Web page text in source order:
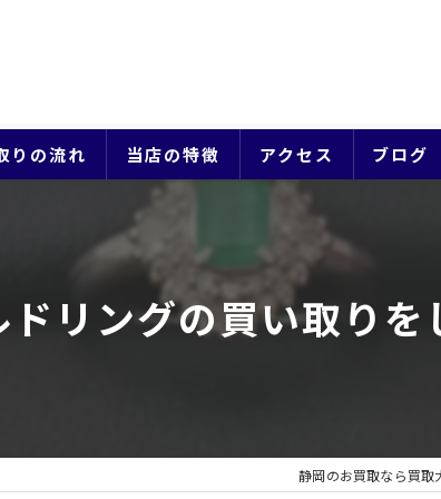
りの流れ 当店の特徴
貴金属
ブランド
ジュエリー
アクセス ブログ
リングの買い取りを
静岡のお買取なら買取